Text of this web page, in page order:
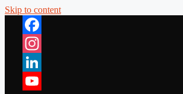
Skip to content
Facebook
Instagram
LinkedIn